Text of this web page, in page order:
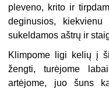
pleveno, krito ir
deginusios,
sukeldamos aštrų ir
Klimpome ligi kelių į
žengti, turėjome
artėjome, juo šuns